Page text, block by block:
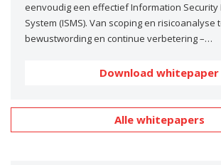
eenvoudig een effectief Information
System (ISMS). Van scoping en risicoanalyse
bewustwording en continue verbetering –…
Download whitepaper
Alle whitepapers